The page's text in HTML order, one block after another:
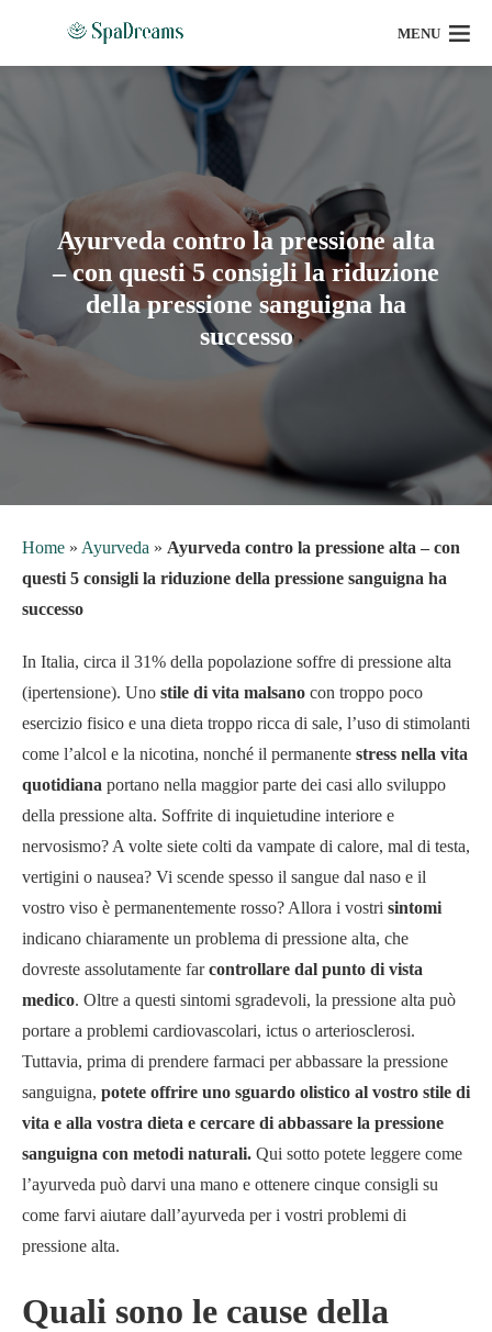
MENU
Ayurveda contro la pressione alta
– con questi 5 consigli la riduzione
della pressione sanguigna ha
successo
Home » Ayurveda » Ayurveda contro la pressione alta – con
questi 5 consigli la riduzione della pressione sanguigna ha
successo
In Italia, circa il 31% della popolazione soffre di pressione alta
(ipertensione). Uno stile di vita malsano con troppo poco
esercizio fisico e una dieta troppo ricca di sale, l’uso di stimolanti
come l’alcol e la nicotina, nonché il permanente stress nella vita
quotidiana portano nella maggior parte dei casi allo sviluppo
della pressione alta. Soffrite di inquietudine interiore e
nervosismo? A volte siete colti da vampate di calore, mal di testa,
vertigini o nausea? Vi scende spesso il sangue dal naso e il
vostro viso è permanentemente rosso? Allora i vostri sintomi
indicano chiaramente un problema di pressione alta, che
dovreste assolutamente farcontrollare dal punto di vista
medico. Oltre a questi sintomi sgradevoli, la pressione alta può
portare a problemi cardiovascolari, ictus o arteriosclerosi.
Tuttavia, prima di prendere farmaci per abbassare la pressione
sanguigna, potete offrire uno sguardo olistico al vostro stile di
vita e alla vostra dieta e cercare di abbassare la pressione
sanguigna con metodi naturali. Qui sotto potete leggere come
l’ayurveda può darvi una mano e ottenere cinque consigli su
come farvi aiutare dall’ayurveda per i vostri problemi di
pressione alta.
Quali sono le cause della